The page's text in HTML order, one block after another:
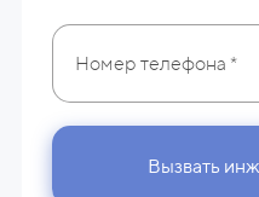
Вызвать